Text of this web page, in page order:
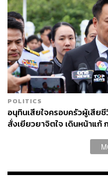
โลกในอนาคต ดังจะเห็นได้
เกิดขึ้นกับหลายพื้นที่ของโลก
ขึ้นและรุนแรงขึ้นในหลายปร
ที่พัฒนาแล้วด้วย หรือปัญหาน้
เดอร์นาในลิเบีย และมีผู้เสีย
ในการนี้ เลขาธิการสหประ
รับมือกับความเร่งด่วนของปั
Crisis) ให้ได้นั้น จะต้องแสวง
ของอากาศ (New Climate
ปัญหาจะต้องวางอยู่บนเงื่อน
Based Solutions) ฉะนั้น วา
อากาศ’ เช่นนี้จึงเป็นเสมือน
ผู้นำในภาครัฐบาล ภาคธุรกิ
POLITICS
อนุทินเสียใจครอบครัวผู้เสีย
สั่งเยียวยาจิตใจ เดินหน้าแ